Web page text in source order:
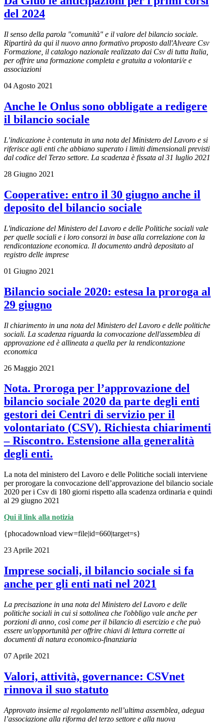
del 2024
Il senso della parola "comunità" e il valore del bilancio sociale.
Ripartirà da qui il nuovo anno formativo proposto dall'Alveare Csv
Formazione, il catalogo nazionale realizzato dai Csv di tutta Italia,
per offrire una formazione completa e gratuita a volontari/e e
associazioni
04 Agosto 2021
Anche le Onlus sono obbligate a redigere
il bilancio sociale
L’indicazione è contenuta in una nota del Ministero del Lavoro e si
riferisce agli enti che abbiano superato i limiti dimensionali previsti
dal codice del Terzo settore. La scadenza è fissata al 31 luglio 2021
28 Giugno 2021
Cooperative: entro il 30 giugno anche il
deposito del bilancio sociale
L'indicazione del Ministero del Lavoro e delle Politiche sociali vale
per quelle sociali e i loro consorzi in base alla correlazione con la
rendicontazione economica. Il documento andrà depositato al
registro delle imprese
01 Giugno 2021
Bilancio sociale 2020: estesa la proroga al
29 giugno
Il chiarimento in una nota del Ministero del Lavoro e delle politiche
sociali. La scadenza riguarda la convocazione dell'assemblea di
approvazione ed è allineata a quella per la rendicontazione
economica
26 Maggio 2021
Nota. Proroga per l’approvazione del
bilancio sociale 2020 da parte degli enti
gestori dei Centri di servizio per il
volontariato (CSV). Richiesta chiarimenti
– Riscontro. Estensione alla generalità
degli enti.
La nota del ministero del Lavoro e delle Politiche sociali interviene
per prorogare la convocazione dell’approvazione del bilancio sociale
2020 per i Csv di 180 giorni rispetto alla scadenza ordinaria e quindi
al 29 giugno 2021
Qui il link alla notizia
{phocadownload view=file|id=660|target=s}
23 Aprile 2021
Imprese sociali, il bilancio sociale si fa
anche per gli enti nati nel 2021
La precisazione in una nota del Ministero del Lavoro e delle
politiche sociali in cui si sottolinea che l'obbligo vale anche per
porzioni di anno, così come per il bilancio di esercizio e che può
essere un'opportunità per offrire chiavi di lettura corrette ai
documenti di natura economico-finanziaria
07 Aprile 2021
Valori, attività, governance: CSVnet
rinnova il suo statuto
Approvato insieme al regolamento nell’ultima assemblea, adegua
l’associazione alla riforma del terzo settore e alla nuova